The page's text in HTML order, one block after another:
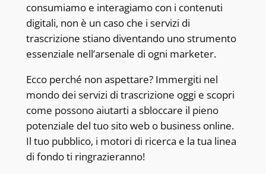
consumiamo e interagiamo con i contenuti
digitali, non è un caso che i servizi di
trascrizione stiano diventando uno strumento
essenziale nell’arsenale di ogni marketer.
Ecco perché non aspettare? Immergiti nel
mondo dei servizi di trascrizione oggi e scopri
come possono aiutarti a sbloccare il pieno
potenziale del tuo sito web o business online.
Il tuo pubblico, i motori di ricerca e la tua linea
di fondo ti ringrazieranno!